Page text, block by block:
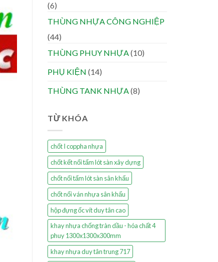
(6)
THÙNG NHỰA CÔNG NGHIỆP
(44)
THÙNG PHUY NHỰA(10)
PHỤ KIỆN (14)
THÙNG TANK NHỰA(8)
TỪ KHÓA
chốt I coppha nhựa
chốt kết nối tấm lót sàn xây dựng
chốt nối tấm lót sàn sân khấu
chốt nối ván nhựa sân khấu
hộp đựng ốc vít duy tân cao
khay nhựa chống tràn dầu - hóa chất 4
phuy 1300x1300x300mm
khay nhựa duy tân trung 717